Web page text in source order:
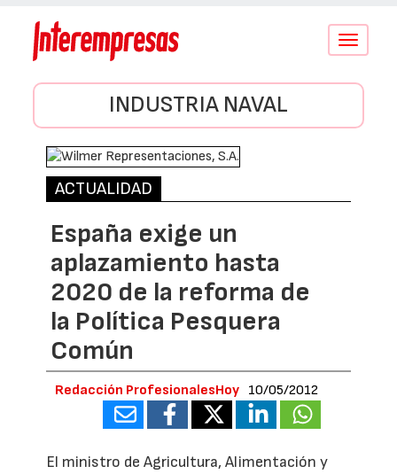
Conmutar
INDUSTRIA NAVAL
ACTUALIDAD
España exige un
aplazamiento hasta
2020 de la reforma de
la Política Pesquera
Común
Redacción ProfesionalesHoy 10/05/2012
El ministro de Agricultura, Alimentación y